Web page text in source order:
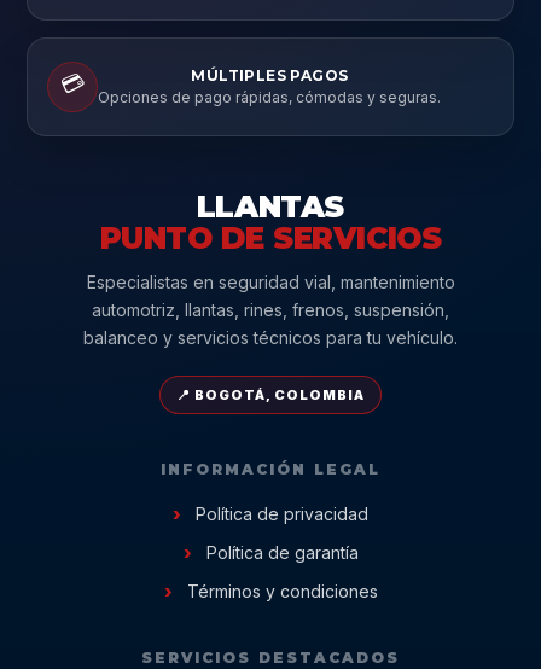
💳
MÚLTIPLES PAGOS
Opciones de pago rápidas, cómodas y seguras.
LLANTAS
PUNTO DE SERVICIOS
Especialistas en seguridad vial, mantenimiento
automotriz, llantas, rines, frenos, suspensión,
balanceo y servicios técnicos para tu vehículo.
📍 BOGOTÁ, COLOMBIA
INFORMACIÓN LEGAL
Política de privacidad
Política de garantía
Términos y condiciones
SERVICIOS DESTACADOS